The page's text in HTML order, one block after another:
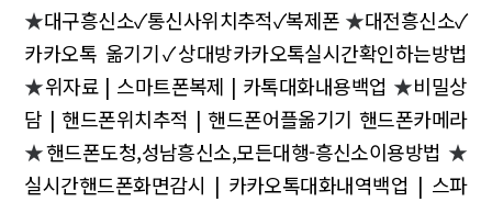
★대구흥신소✓통신사위치추적✓복제폰 ★대전흥신소✓
카카오톡 옮기기✓상대방카카오톡실시간확인하는방법
★위자료 | 스마트폰복제 | 카톡대화내용백업 ★비밀상
담 | 핸드폰위치추적 | 핸드폰어플옮기기 핸드폰카메라
★핸드폰도청,성남흥신소,모든대행-흥신소이용방법 ★
실시간핸드폰화면감시 | 카카오톡대화내역백업 | 스파